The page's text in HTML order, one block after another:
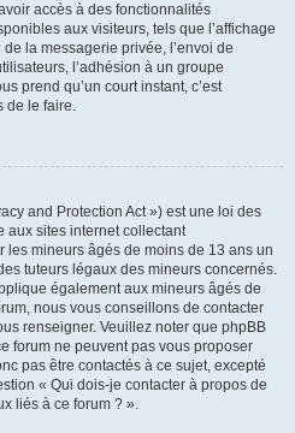
accès à des fonctionnalités
aux visiteurs, tels que l’affichage
la messagerie privée, l’envoi de
l’adhésion à un groupe
prend qu’un court instant, c’est
de le faire.
and Protection Act ») est une loi des
aux sites internet collectant
mineurs âgés de moins de 13 ans un
tuteurs légaux des mineurs concernés.
également aux mineurs âgés de
nous vous conseillons de contacter
renseigner. Veuillez noter que phpBB
forum ne peuvent pas vous proposer
pas être contactés à ce sujet, excepté
« Qui dois-je contacter à propos de
liés à ce forum ? ».